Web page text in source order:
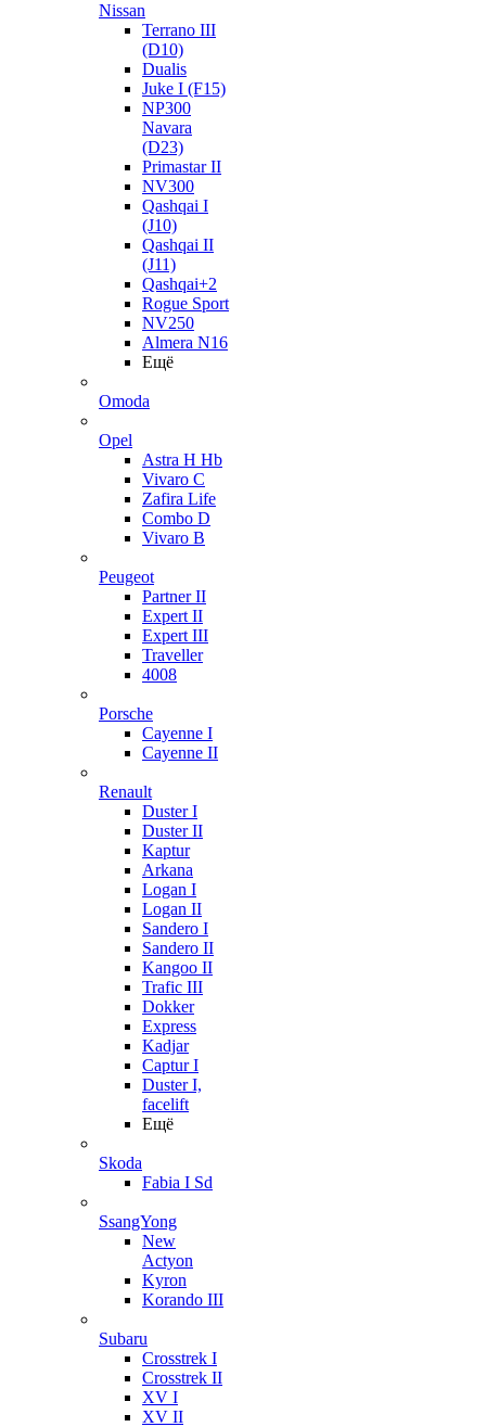
Nissan
Terrano III
(D10)
Dualis
Juke I (F15)
NP300
Navara
(D23)
Primastar II
NV300
Qashqai I
(J10)
Qashqai II
(J11)
Qashqai+2
Rogue Sport
NV250
Almera N16
Ещё
Omoda
Opel
Astra H Hb
Vivaro C
Zafira Life
Combo D
Vivaro B
Peugeot
Partner II
Expert II
Expert III
Traveller
4008
Porsche
Cayenne I
Cayenne II
Renault
Duster I
Duster II
Kaptur
Arkana
Logan I
Logan II
Sandero I
Sandero II
Kangoo II
Trafic III
Dokker
Express
Kadjar
Captur I
Duster I,
facelift
Ещё
Skoda
Fabia I Sd
SsangYong
New
Actyon
Kyron
Korando III
Subaru
Crosstrek I
Crosstrek II
XV I
XV II